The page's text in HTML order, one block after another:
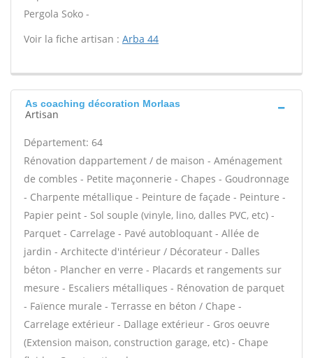
Pergola Soko -
Voir la fiche artisan : Arba 44
As coaching décoration Morlaas
Artisan
Département: 64
Rénovation dappartement / de maison - Aménagement
de combles - Petite maçonnerie - Chapes - Goudronnage
- Charpente métallique - Peinture de façade - Peinture -
Papier peint - Sol souple (vinyle, lino, dalles PVC, etc) -
Parquet - Carrelage - Pavé autobloquant - Allée de
jardin - Architecte d'intérieur / Décorateur - Dalles
béton - Plancher en verre - Placards et rangements sur
mesure - Escaliers métalliques - Rénovation de parquet
- Faïence murale - Terrasse en béton / Chape -
Carrelage extérieur - Dallage extérieur - Gros oeuvre
(Extension maison, construction garage, etc) - Chape